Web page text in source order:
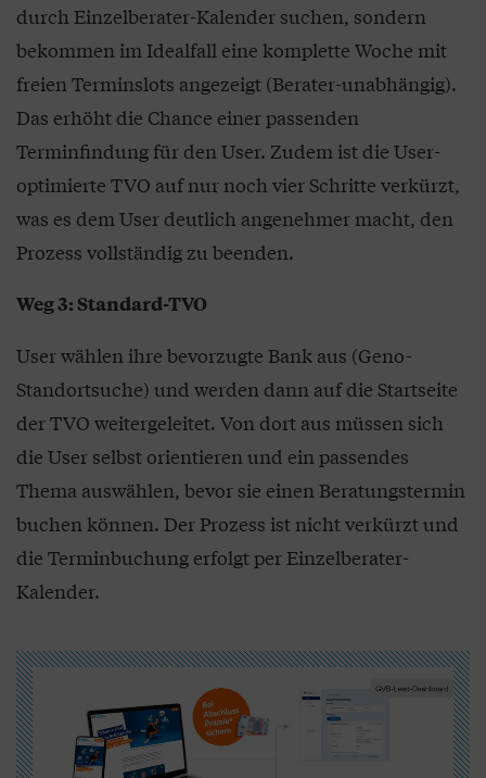
durch Einzelberater-Kalender suchen, sondern
bekommen im Idealfall eine komplette Woche mit
freien Terminslots angezeigt (Berater-unabhängig).
Das erhöht die Chance einer passenden
Terminfindung für den User. Zudem ist die User-
optimierte TVO auf nur noch vier Schritte verkürzt,
was es dem User deutlich angenehmer macht, den
Prozess vollständig zu beenden.
Weg 3: Standard-TVO
User wählen ihre bevorzugte Bank aus (Geno-
Standortsuche) und werden dann auf die Startseite
der TVO weitergeleitet. Von dort aus müssen sich
die User selbst orientieren und ein passendes
Thema auswählen, bevor sie einen Beratungstermin
buchen können. Der Prozess ist nicht verkürzt und
die Terminbuchung erfolgt per Einzelberater-
Kalender.